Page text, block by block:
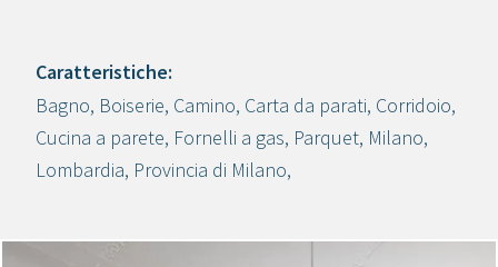
Crea progetto
Caratteristiche:
Bagno, Boiserie, Camino, Carta da parati, Corridoio,
Cucina a parete, Fornelli a gas, Parquet, Milano,
Lombardia, Provincia di Milano,